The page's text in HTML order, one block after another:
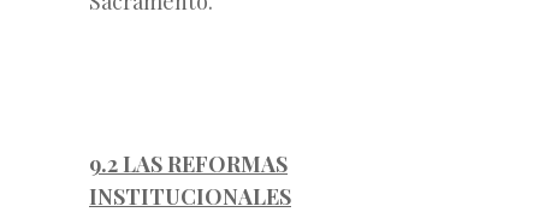
9.2LAS REFORMAS
INSTITUCIONALES